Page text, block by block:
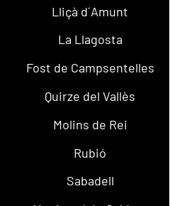
Lliçà d´Amunt
La Llagosta
Fost de Campsentelles
Quirze del Vallès
Molins de Rei
Rubió
Sabadell